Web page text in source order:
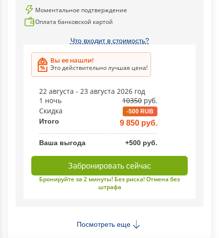
Моментальное подтверждение
Оплата банковской картой
Что входит в стоимость?
Вы ее нашли!
Это действительно лучшая цена!
22 августа - 23 августа 2026 год
1 ночь
10350 руб.
Скидка
-500 RUB
Итого 9 850 руб.
Ваша выгода +500 руб.
Забронировать сейчас
Бронируйте за 2 минуты! Без риска! Отмена без
штрафа
Посмотреть еще